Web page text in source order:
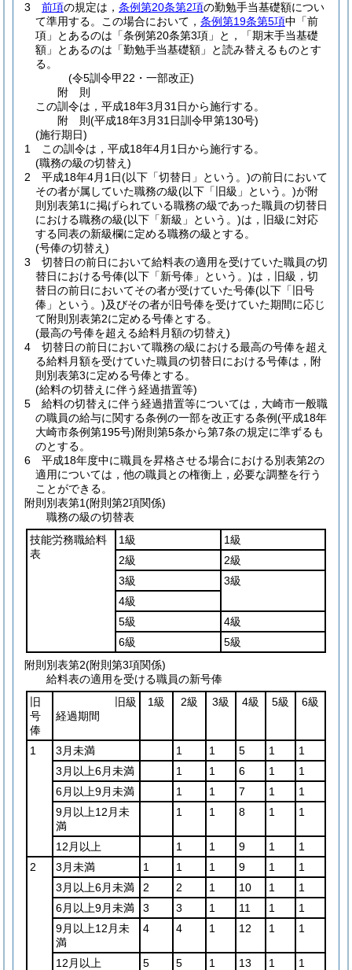
3
前項の規定は， 条例第20条第2項の勤勉手当基礎額につい
て準用する。
この場合において， 条例第19条第5項中「前
項」とあるのは「条例第20条第3項」と，「期末手当基礎
額」とあるのは「勤勉手当基礎額」と読み替えるものとす
る。
(令5訓令甲22・一部改正)
附 則
この訓令は，平成18年3月31日から施行する。
附 則(平成18年3月31日訓令甲第130号)
(施行期日)
1
この訓令は，平成18年4月1日から施行する。
(職務の級の切替え)
2
平成18年4月1日(以下「切替日」という。)の前日において
その者が属していた職務の級(以下「旧級」という。)が附
則別表第1に掲げられている職務の級であった職員の切替日
における職務の級(以下「新級」という。)は，旧級に対応
する同表の新級欄に定める職務の級とする。
(号俸の切替え)
3
切替日の前日において給料表の適用を受けていた職員の切
替日における号俸(以下「新号俸」という。)は，旧級，切
替日の前日においてその者が受けていた号俸(以下「旧号
俸」という。)及びその者が旧号俸を受けていた期間に応じ
て附則別表第2に定める号俸とする。
(最高の号俸を超える給料月額の切替え)
4
切替日の前日において職務の級における最高の号俸を超え
る給料月額を受けていた職員の切替日における号俸は，附
則別表第3に定める号俸とする。
(給料の切替えに伴う経過措置等)
5
給料の切替えに伴う経過措置等については，大崎市一般職
の職員の給与に関する条例の一部を改正する条例(平成18年
大崎市条例第195号)附則第5条から第7条の規定に準ずるも
のとする。
6
平成18年度中に職員を昇格させる場合における別表第2の
適用については，他の職員との権衡上，必要な調整を行う
ことができる。
附則別表第1(附則第2項関係)
職務の級の切替表
技能労務職給料
表
1級
1級
2級
2級
3級
3級
4級
5級
4級
6級
5級
附則別表第2(附則第3項関係)
給料表の適用を受ける職員の新号俸
旧
号
俸
旧級
経過期間
1級 2級 3級 4級 5級 6級
1 3月未満 1 1 5 1
1
3月以上6月未満
1 1 6 1
1
6月以上9月未満
1 1 7 1
1
9月以上12月未
満
1 1 8 1 1
12月以上 1 1 9 1
1
2
3月未満 1 1 1 9 1
1
3月以上6月未満
2 2 1 10 1
1
6月以上9月未満
3 3 1 11 1
1
9月以上12月未
満
4 4 1 12 1 1
12月以上 5 5 1 13 1
1